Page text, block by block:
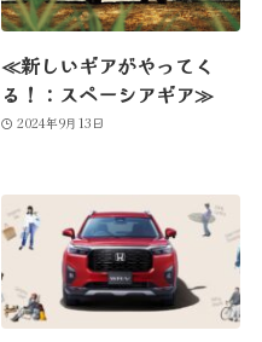
≪新しいギアがやってく
る！：スペーシアギア≫
2024年9月13日